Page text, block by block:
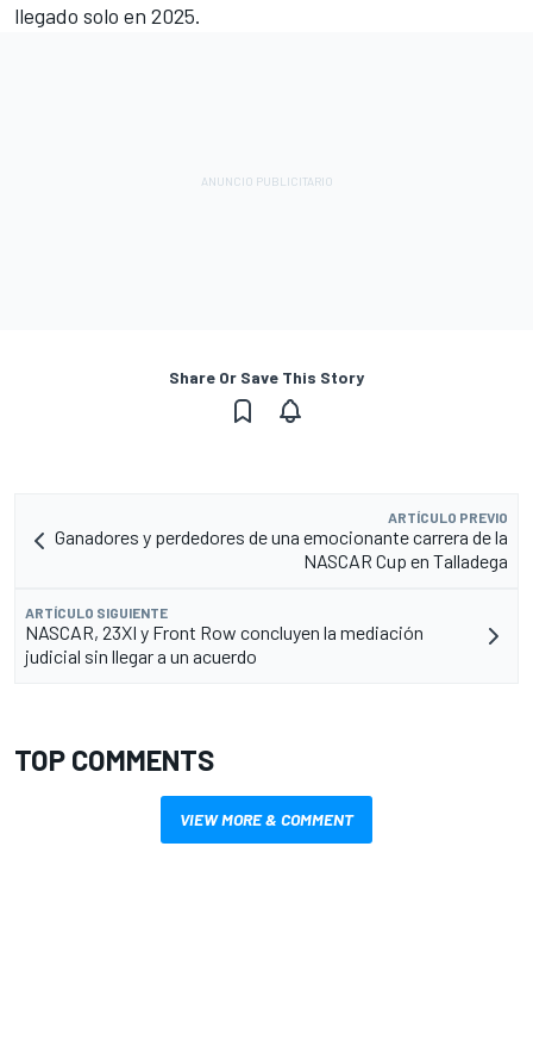
llegado solo en 2025.
Share Or Save This Story
ARTÍCULO PREVIO
Ganadores y perdedores de una emocionante carrera de la
NASCAR Cup en Talladega
ARTÍCULO SIGUIENTE
NASCAR, 23XI y Front Row concluyen la mediación
judicial sin llegar a un acuerdo
TOP COMMENTS
VIEW MORE & COMMENT